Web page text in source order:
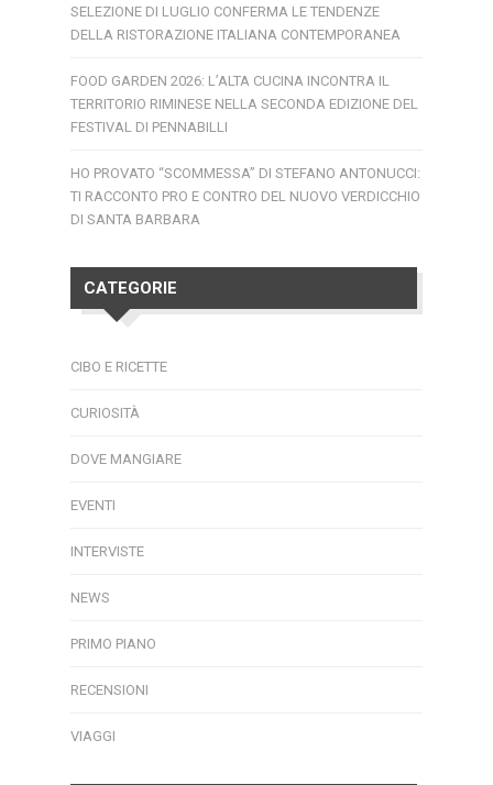
SELEZIONE DI LUGLIO CONFERMA LE TENDENZE
DELLA RISTORAZIONE ITALIANA CONTEMPORANEA
FOOD GARDEN 2026: L’ALTA CUCINA INCONTRA IL
TERRITORIO RIMINESE NELLA SECONDA EDIZIONE DEL
FESTIVAL DI PENNABILLI
HO PROVATO “SCOMMESSA” DI STEFANO ANTONUCCI:
TI RACCONTO PRO E CONTRO DEL NUOVO VERDICCHIO
DI SANTA BARBARA
CATEGORIE
CIBO E RICETTE
CURIOSITÀ
DOVE MANGIARE
EVENTI
INTERVISTE
NEWS
PRIMO PIANO
RECENSIONI
VIAGGI